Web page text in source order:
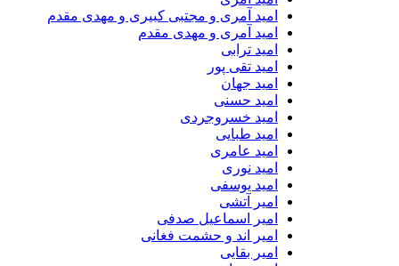
امید آمری و مجتبی کبیری و مهدى مقدم
امید آمری و مهدی مقدم
امید ترابی
امید تقی پور
امید جهان
امید حسنی
امید خسروجردی
امید طبایی
امید عامری
امید نوری
امید یوسفی
امیر آتشی
امیر اسماعیل صدفی
امیر اند و حشمت فغانی
امیر بقایی